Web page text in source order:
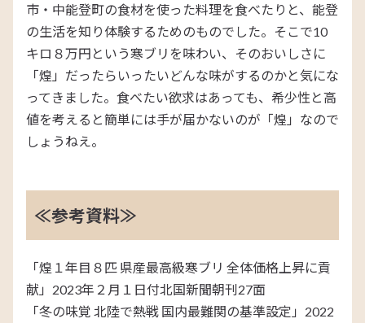
市・中能登町の食材を使った料理を食べたりと、能登
の生活を知り体験するためのものでした。そこで10
キロ８万円という寒ブリを味わい、そのおいしさに
「煌」だったらいったいどんな味がするのかと気にな
ってきました。食べたい欲求はあっても、希少性と高
値を考えると簡単には手が届かないのが「煌」なので
しょうねえ。
≪参考資料≫
「煌１年目８匹 県産最高級寒ブリ 全体価格上昇に貢
献」2023年２月１日付北国新聞朝刊27面
「冬の味覚 北陸で熱戦 国内最難関の基準設定」2022